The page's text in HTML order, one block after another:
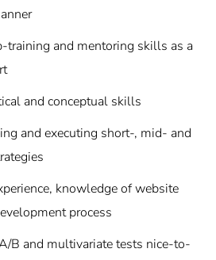
training and mentoring skills as a
and conceptual skills
and executing short-, mid- and
knowledge of website
process
B and multivariate tests nice-to-